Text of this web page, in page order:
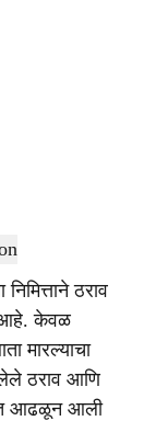
ठराव
आहे. केवळ
मारल्याचा
ठराव आणि
आढळून आली